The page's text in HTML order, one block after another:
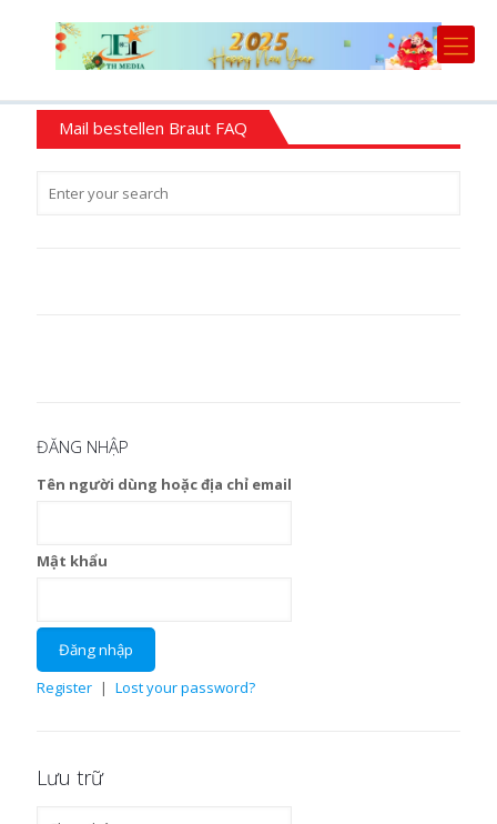
Mail bestellen Braut FAQ
ĐĂNG NHẬP
Tên người dùng hoặc địa chỉ email
Mật khẩu
Register | Lost your password?
Lưu trữ